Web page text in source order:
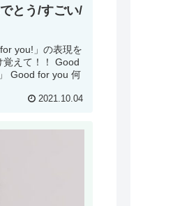
とう/すごい/
you!」の表現を
覚えて！！ Good
Good for you 何
2021.10.04